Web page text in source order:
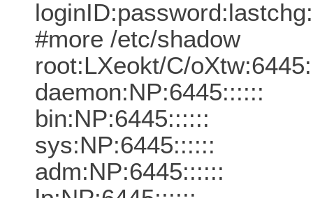
#more /etc/shadow
root:LXeokt/C/
daemon:NP:6445::::::
bin:NP:6445::::::
sys:NP:6445::::::
adm:NP:6445::::::